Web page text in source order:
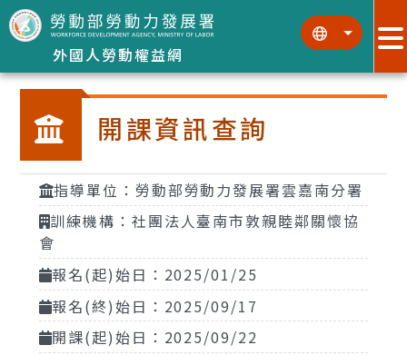
跳到主要內容區塊
外國人勞動權益網
::: :::
開課資訊查詢
指導單位：勞動部勞動力發展署雲嘉南分署
訓練機構：社團法人臺南市敦親睦鄰關懷協
會
報名(起)始日：2025/01/25
報名(終)始日：2025/09/17
開課(起)始日：2025/09/22